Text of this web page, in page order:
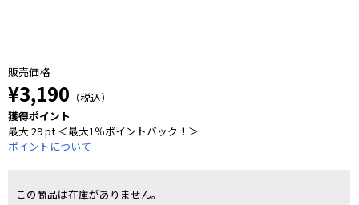
販売価格
¥3,190 （税込）
獲得ポイント
最大 29 pt ＜最大1％ポイントバック！＞
ポイントについて
この商品は在庫がありません。